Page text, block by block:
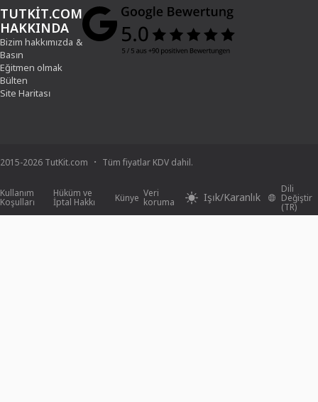
TUTKIT.COM
HAKKINDA
Bizim hakkımızda &
Basın
Eğitmen olmak
Bülten
Site Haritası
2015-2026 TutKit.com Tüm fiyatlar KDV dahil.
Kullanım
Koşulları
Hüküm ve
İptal Hakkı Künye Veri
koruma Işık/Karanlık
Dili
Değiştir
(TR)